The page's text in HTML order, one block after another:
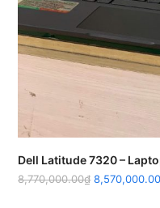
Dell Latitude 7320 –
8,770,000.00₫